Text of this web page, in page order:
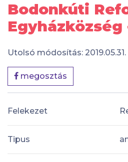
Bodonkúti
Egyházközség
Utolsó módosítás: 2019.05.31.
megosztás
Felekezet
Tipus